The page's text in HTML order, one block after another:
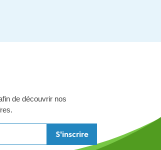
de découvrir nos
S'inscrire